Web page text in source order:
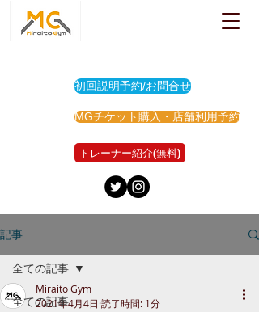
初回説明予約/お問合せ
MGチケット購入・店舗利用予約
トレーナー紹介(無料)
記事
全ての記事
全ての記事
Miraito Gym
2021年4月4日 読了時間: 1分